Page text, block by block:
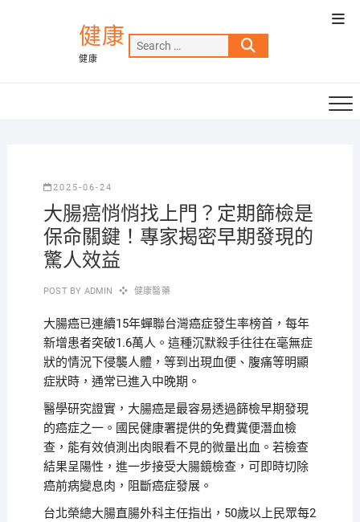
健康
健康
Search
…
2025-06-24
大腸癌悄悄找上門？定期篩檢是
保命關鍵！專家揭密早期發現的
驚人效益
POST BY ADMIN 健康醫藥
大腸癌已連續15年蟬聯台灣癌症發生率榜首，每年
新增患者突破1.6萬人。這種沉默殺手往往在毫無症
狀的情況下侵襲人體，等到出現血便、腹痛等明顯
症狀時，通常已進入中晚期。
醫學研究證實，大腸癌是最容易透過篩檢早期發現
的癌症之一。國民健康署提供的免費糞便潛血檢
查，能有效偵測出肉眼看不見的微量出血。若檢查
結果呈陽性，進一步接受大腸鏡檢查，可即時切除
癌前病變息肉，阻斷癌症發展。
台北榮總大腸直腸外科主任指出，50歲以上民眾每2